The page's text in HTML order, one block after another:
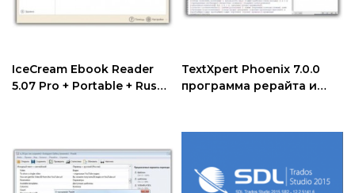
IceCream Ebook Reader
5.07 Pro + Portable + Rus
TextXpert Phoenix 7.0.0
программа рерайта и